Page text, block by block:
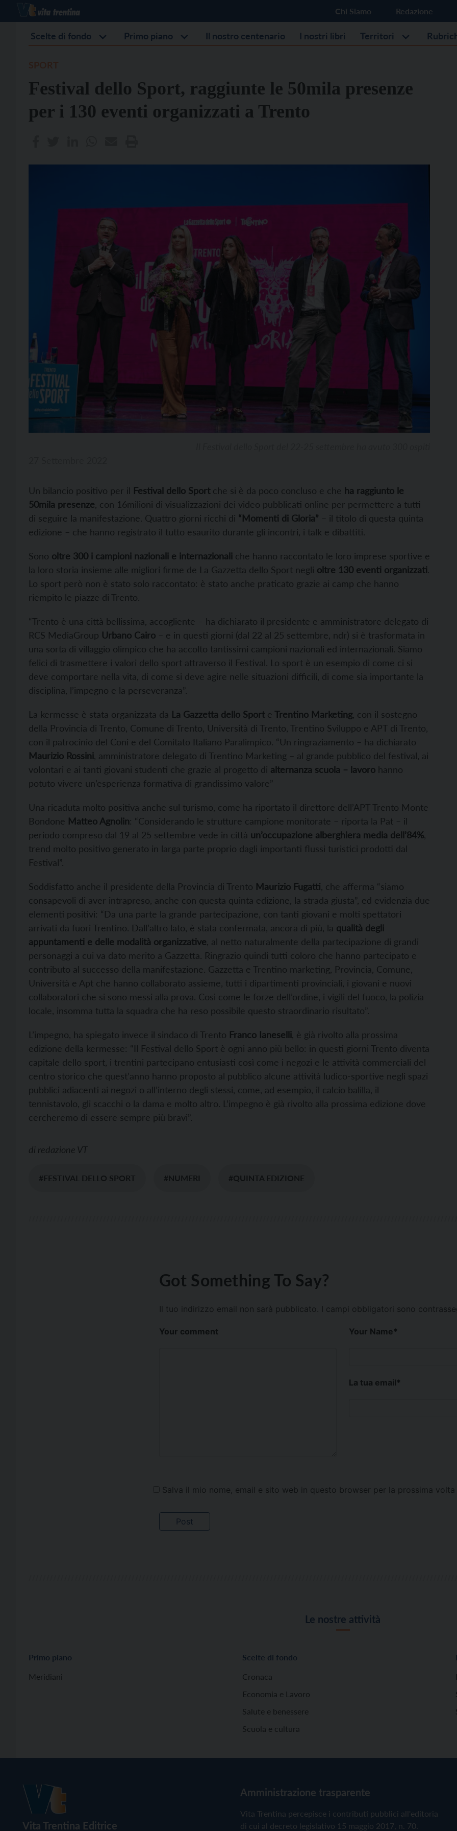
Chi Siamo Redazione
Scelte di fondo Primo piano Il nostro centenario I nostri libri Territori
Festival dello Sport, raggiunte le 50mila presenze
per i 130 eventi organizzati a Trento
Un bilancio positivo per il Festival dello Sportche si è da poco concluso e che ha raggiunto le
50mila presenze , con 16milioni di visualizzazioni dei video pubblicati online per permettere a tutti
di seguire la manifestazione. Quattro giorni ricchi di “Momenti di Gloria” – il titolo di questa quinta
edizione – che hanno registrato il tutto esaurito durante gli incontri, i talk e dibattiti.
Sono oltre 300 i campioni nazionali e internazionali che hanno raccontato le loro imprese sportive e
la loro storia insieme alle migliori firme de La Gazzetta dello Sport negli oltre 130 eventi organizzati.
Lo sport però non è stato solo raccontato: è stato anche praticato grazie ai camp che hanno
riempito le piazze di Trento.
“Trento è una città bellissima, accogliente – ha dichiarato il presidente e amministratore delegato di
RCS MediaGroup Urbano Cairo – e in questi giorni (dal 22 al 25 settembre, ndr) si è trasformata in
una sorta di villaggio olimpico che ha accolto tantissimi campioni nazionali ed internazionali. Siamo
felici di trasmettere i valori dello sport attraverso il Festival. Lo sport è un esempio di come ci si
deve comportare nella vita, di come si deve agire nelle situazioni difficili, di come sia importante la
disciplina, l’impegno e la perseveranza”.
La kermesse è stata organizzata da La Gazzetta dello Sporte Trentino Marketing , con il sostegno
della Provincia di Trento, Comune di Trento, Università di Trento, Trentino Sviluppo e APT di Trento,
con il patrocinio del Coni e del Comitato Italiano Paralimpico. “Un ringraziamento – ha dichiarato
Maurizio Rossini , amministratore delegato di Trentino Marketing – al grande pubblico del festival, ai
volontari e ai tanti giovani studenti che grazie al progetto di alternanza scuola – lavoro hanno
potuto vivere un’esperienza formativa di grandissimo valore”
Una ricaduta molto positiva anche sul turismo, come ha riportato il direttore dell’APT Trento Monte
Bondone Matteo Agnolin: “Considerando le strutture campione monitorate – riporta la Pat – il
periodo compreso dal 19 al 25 settembre vede in città un’occupazione alberghiera media dell’84%
trend molto positivo generato in larga parte proprio dagli importanti flussi turistici prodotti dal
Festival”.
Soddisfatto anche il presidente della Provincia di Trento Maurizio Fugatti , che afferma “siamo
consapevoli di aver intrapreso, anche con questa quinta edizione, la strada giusta”, ed evidenzia due
elementi positivi: “Da una parte la grande partecipazione, con tanti giovani e molti spettatori
arrivati da fuori Trentino. Dall’altro lato, è stata confermata, ancora di più, la qualità degli
appuntamenti e delle modalità organizzative , al netto naturalmente della partecipazione di grandi
personaggi a cui va dato merito a Gazzetta. Ringrazio quindi tutti coloro che hanno partecipato e
contributo al successo della manifestazione. Gazzetta e Trentino marketing, Provincia, Comune,
Università e Apt che hanno collaborato assieme, tutti i dipartimenti provinciali, i giovani e nuovi
collaboratori che si sono messi alla prova. Così come le forze dell’ordine, i vigili del fuoco, la polizia
locale, insomma tutta la squadra che ha reso possibile questo straordinario risultato”.
L’impegno, ha spiegato invece il sindaco di Trento Franco Ianeselli , è già rivolto alla prossima
edizione della kermesse: “Il Festival dello Sport è ogni anno più bello: in questi giorni Trento diventa
capitale dello sport, i trentini partecipano entusiasti così come i negozi e le attività commerciali del
centro storico che quest’anno hanno proposto al pubblico alcune attività ludico-sportive negli spazi
pubblici adiacenti ai negozi o all’interno degli stessi, come, ad esempio, il calcio balilla, il
tennistavolo, gli scacchi o la dama e molto altro. L’impegno è già rivolto alla prossima edizione dove
cercheremo di essere sempre più bravi”.
di redazione VT
#FESTIVAL DELLO SPORT #NUMERI #QUINTA EDIZIONE
Got Something To Say?
Il tuo indirizzo email non sarà pubblicato. I campi obbligatori sono
Your comment Your Name*
La tua email*
Salva il mio nome, email e sito web in questo browser per la prossima
Le nostre attività
Primo piano
Meridiani
Scelte di fondo
Cronaca
Economia e Lavoro
Salute e benessere
Scuola e cultura
Vita Trentina Editrice
Amministrazione trasparente
Vita Trentina percepisce i contributi pubblici all'editoria
di cui al decreto legislativo 15 maggio 2017, n. 70.